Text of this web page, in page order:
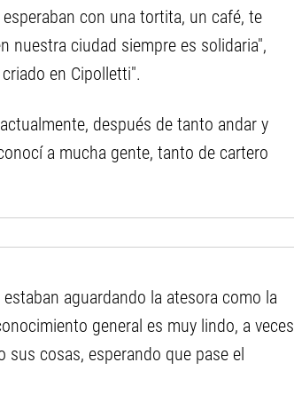
con una tortita, un café, te
nuestra ciudad siempre es solidaria",
en Cipolletti".
después de tanto andar y
a mucha gente, tanto de cartero
aguardando la atesora como la
general es muy lindo, a veces
sus cosas, esperando que pase el